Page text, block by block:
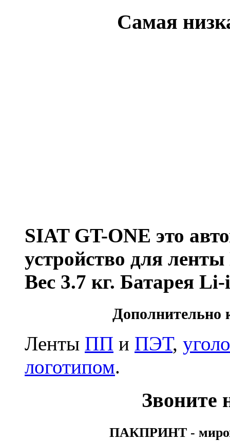
Самая
SIAT GT-ONE это
устройство для
Вес 3.7 кг. Батарея
Дополнительно
Ленты ПП и ПЭТ,
логотипом.
Звоните
ПАКПРИНТ -